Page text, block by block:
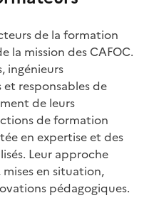
de la formation
la mission des CAFOC.
ingénieurs
responsables de
de leurs
de formation
en expertise et des
Leur approche
en situation,
pédagogiques.